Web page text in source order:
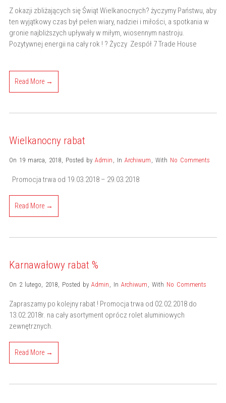
Z okazji zbliżających się Świąt Wielkanocnych? życzymy Państwu, aby
ten wyjątkowy czas był pełen wiary, nadziei i miłości, a spotkania w
gronie najbliższych upływały w miłym, wiosennym nastroju.
Pozytywnej energii na cały rok ! ? Życzy Zespół 7 Trade House
Read More →
Wielkanocny rabat
On 19 marca, 2018, Posted by Admin , In Archiwum , With No Comments
Promocja trwa od 19.03.2018 – 29.03.2018
Read More →
Karnawałowy rabat %
On 2 lutego, 2018, Posted by Admin , In Archiwum , With No Comments
Zapraszamy po kolejny rabat ! Promocja trwa od 02.02.2018 do
13.02.2018r. na cały asortyment oprócz rolet aluminiowych
zewnętrznych.
Read More →